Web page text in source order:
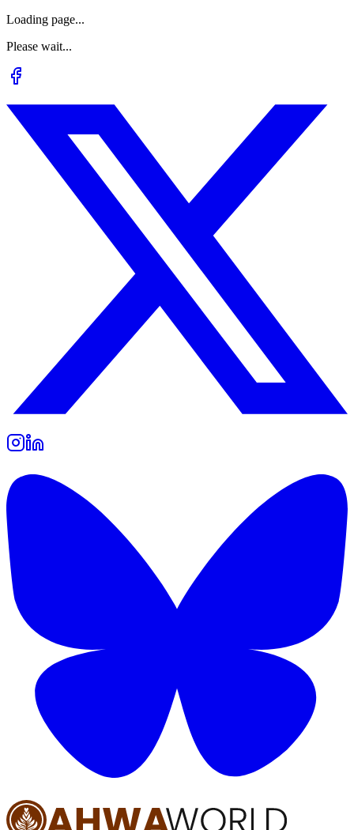
Loading page...
Please wait...